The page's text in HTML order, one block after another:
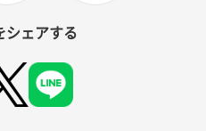
シェアする